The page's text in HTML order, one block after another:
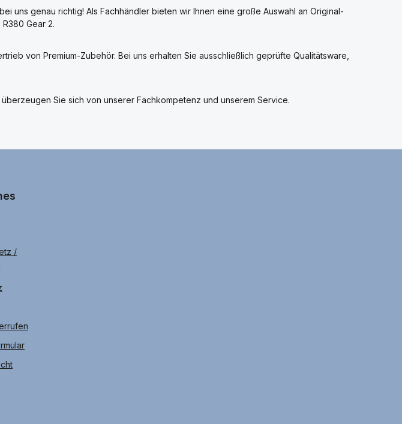
uns genau richtig! Als Fachhändler bieten wir Ihnen eine große Auswahl an Original-
Gear 2.
von Premium-Zubehör. Bei uns erhalten Sie ausschließlich geprüfte Qualitätsware,
Sie sich von unserer Fachkompetenz und unserem Service.
/